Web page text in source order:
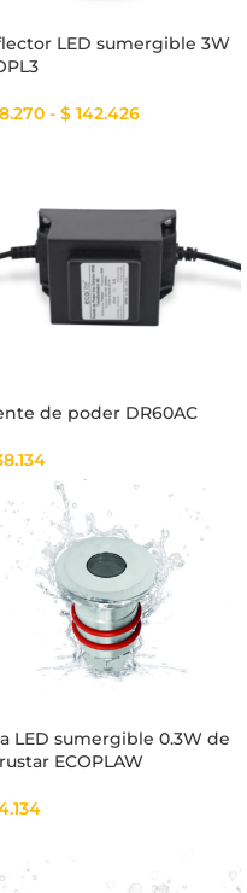
LED sumergible 3W
- $ 142.426
de poder DR60AC
LED sumergible 0.3W de
ECOPLAW